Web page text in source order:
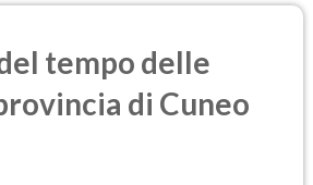
tempo delle
di Cuneo